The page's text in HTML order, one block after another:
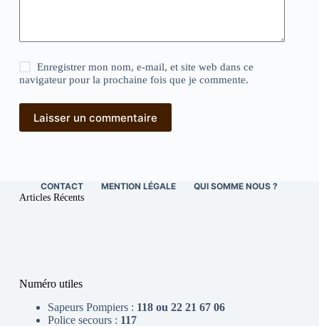
Enregistrer mon nom, e-mail, et site web dans ce
navigateur pour la prochaine fois que je commente.
Laisser un commentaire
CONTACT MENTION LÉGALE QUI SOMME NOUS ?
Articles Récents
Numéro utiles
Sapeurs Pompiers : 118 ou 22 21 67 06
Police secours : 117